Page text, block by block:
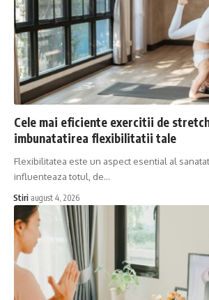
Cele mai eficiente exercitii de
imbunatatirea flexibilitatii tale
Flexibilitatea este un aspect esential al
influenteaza totul, de…
Stiri august 4, 2026